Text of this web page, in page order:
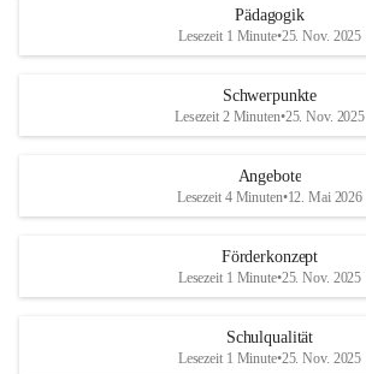
Pädagogik
Lesezeit 1 Minute•25. Nov. 2025
Schwerpunkte
Lesezeit 2 Minuten•25. Nov. 2025
Angebote
Lesezeit 4 Minuten•12. Mai 2026
Förderkonzept
Lesezeit 1 Minute•25. Nov. 2025
Schulqualität
Lesezeit 1 Minute•25. Nov. 2025